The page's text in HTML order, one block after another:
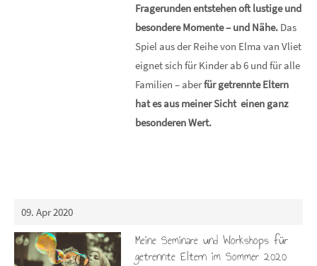
Fragerunden entstehen oft lustige und
besondere Momente – und Nähe. Das
Spiel aus der Reihe von Elma van Vliet
eignet sich für Kinder ab 6 und für alle
Familien – aberfür getrennte Eltern
hat es aus meiner Sicht einen ganz
besonderen Wert.
09. Apr 2020
Meine Seminare und Workshops für
getrennte Eltern im Sommer 2020